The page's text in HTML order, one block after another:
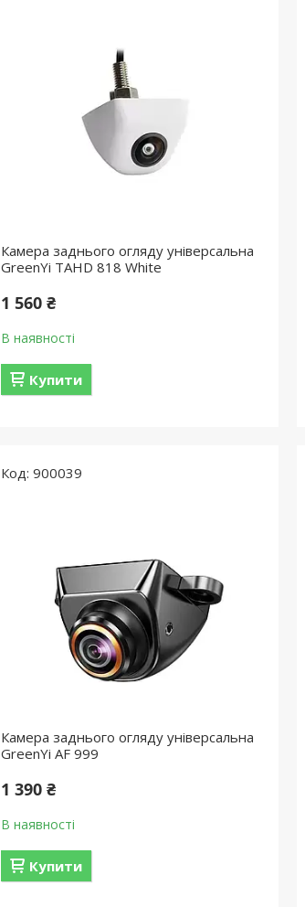
Камера заднього огляду універсальна
GreenYi TAHD 818 White
1 560 ₴
В наявності
Купити
900039
Камера заднього огляду універсальна
GreenYi AF 999
1 390 ₴
В наявності
Купити